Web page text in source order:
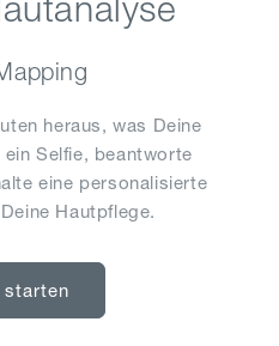
heraus, was Deine
Selfie, beantworte
eine personalisierte
Hautpflege.